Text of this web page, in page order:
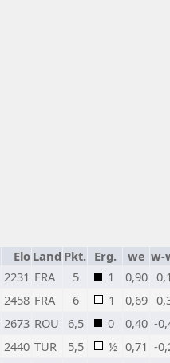
Elo Land Pkt. Erg. we w-
2231 FRA 5 1 0,90
2458 FRA 6 1 0,69
2673 ROU 6,5 0 0,40 -
2440 TUR 5,5 ½ 0,71 -